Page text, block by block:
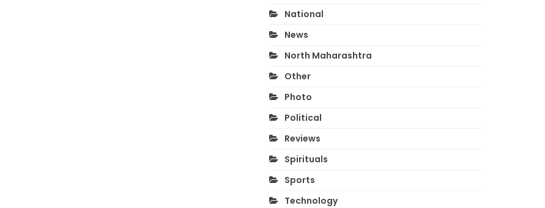
National
News
North Maharashtra
Other
Photo
Political
Reviews
Spirituals
Sports
Technology